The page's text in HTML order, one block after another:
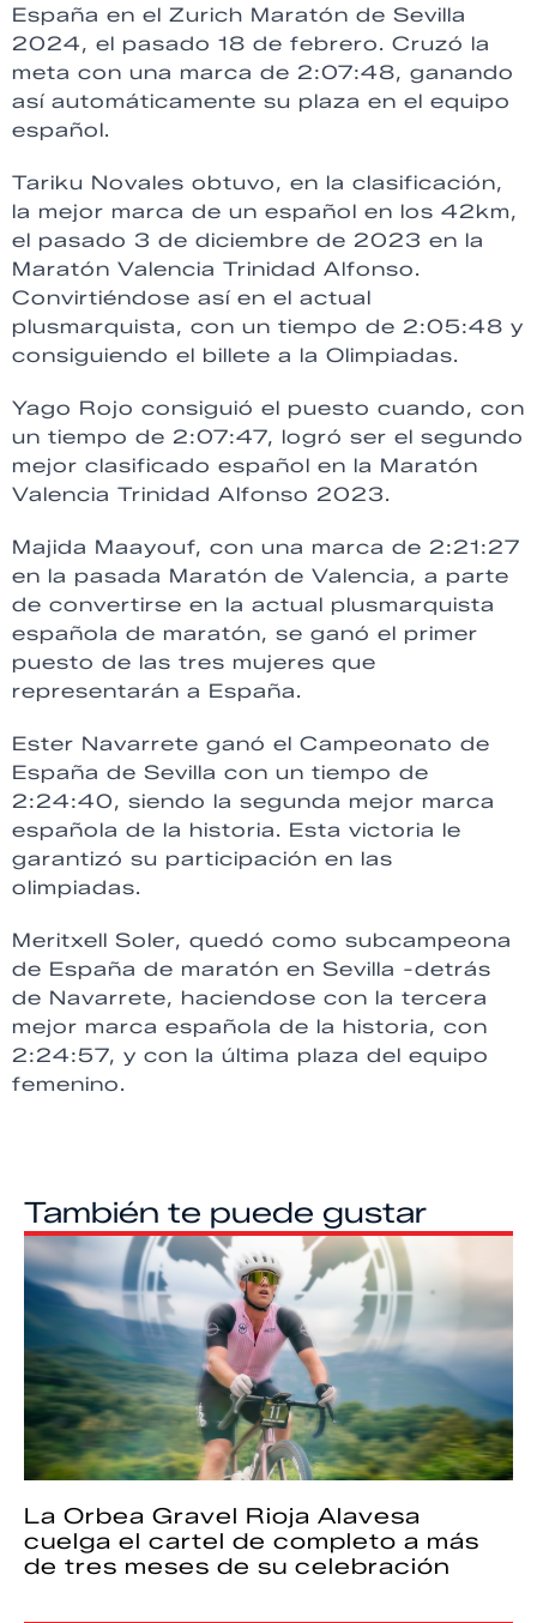
España en el Zurich Maratón de Sevilla
2024, el pasado 18 de febrero. Cruzó la
meta con una marca de 2:07:48, ganando
así automáticamente su plaza en el equipo
español.
Tariku Novales obtuvo, en la clasificación,
la mejor marca de un español en los 42km,
el pasado 3 de diciembre de 2023 en la
Maratón Valencia Trinidad Alfonso.
Convirtiéndose así en el actual
plusmarquista, con un tiempo de 2:05:48 y
consiguiendo el billete a la Olimpiadas.
Yago Rojo consiguió el puesto cuando, con
un tiempo de 2:07:47, logró ser el segundo
mejor clasificado español en la Maratón
Valencia Trinidad Alfonso 2023.
Majida Maayouf, con una marca de 2:21:27
en la pasada Maratón de Valencia, a parte
de convertirse en la actual plusmarquista
española de maratón, se ganó el primer
puesto de las tres mujeres que
representarán a España.
Ester Navarrete ganó el Campeonato de
España de Sevilla con un tiempo de
2:24:40, siendo la segunda mejor marca
española de la historia. Esta victoria le
garantizó su participación en las
olimpiadas.
Meritxell Soler, quedó como subcampeona
de España de maratón en Sevilla -detrás
de Navarrete, haciendose con la tercera
mejor marca española de la historia, con
2:24:57, y con la última plaza del equipo
femenino.
También te puede gustar
La Orbea Gravel Rioja Alavesa
cuelga el cartel de completo a más
de tres meses de su celebración